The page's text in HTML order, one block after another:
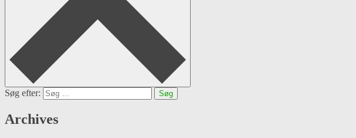
Søg efter:
Archives